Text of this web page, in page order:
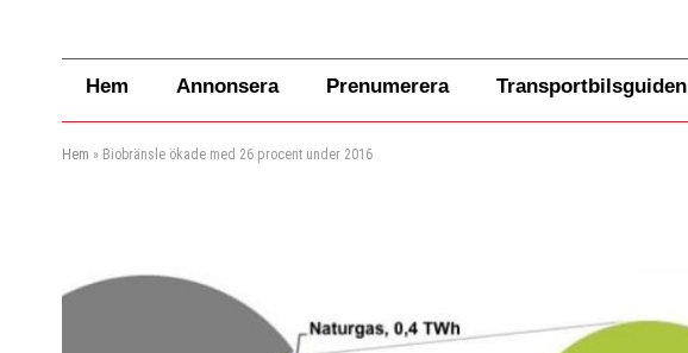
Hem Annonsera Prenumerera Transportbilsguiden
Hem » Biobränsle ökade med 26 procent under 2016